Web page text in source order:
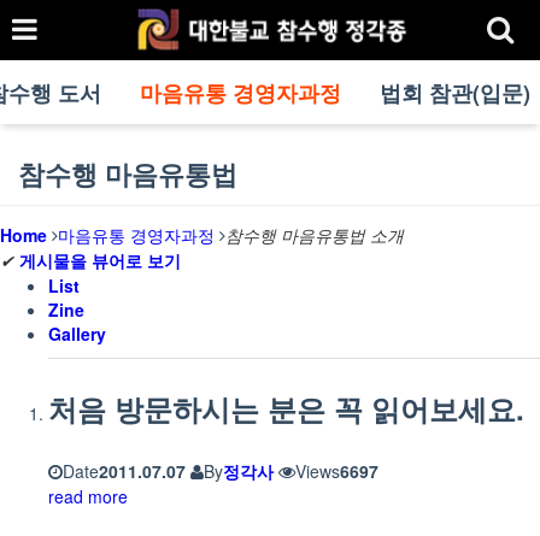
행 도서 마음유통 경영자과정 법회 참관(입문)
참수행 마음유통법
Home 마음유통 경영자과정
참수행 마음유통법 소개
✔ 게시물을 뷰어로 보기
List
Zine
Gallery
처음 방문하시는 분은 꼭 읽어보세요.
Date2011.07.07 By정각사 Views6697
read more